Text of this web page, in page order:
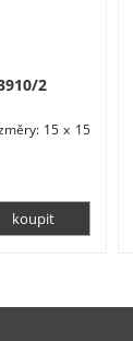
2
15 x 15